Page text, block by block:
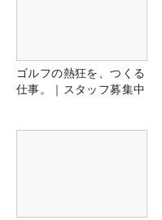
ゴルフの熱狂を、つくる
仕事。｜スタッフ募集中